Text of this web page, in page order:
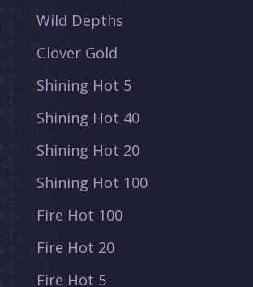
Wild Depths
Clover Gold
Shining Hot 5
Shining Hot 40
Shining Hot 20
Shining Hot 100
Fire Hot 100
Fire Hot 20
Fire Hot 5